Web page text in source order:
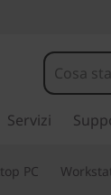
Servizi
PC